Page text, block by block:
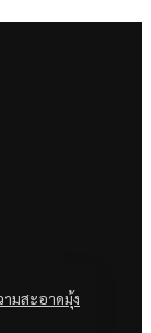
มสะอาดมุ้ง